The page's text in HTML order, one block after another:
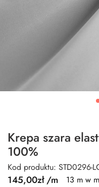
Krepa szara
100%
Kod produktu: STD0296-
145,00zł/m
13 m w